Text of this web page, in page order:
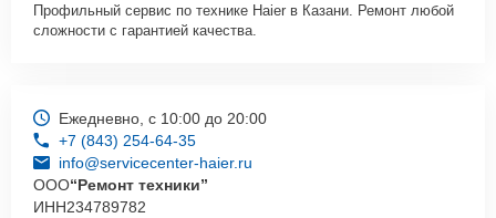
Профильный сервис по технике Haier в Казани. Ремонт любой
сложности с гарантией качества.
Ежедневно, с 10:00 до 20:00
+7 (843) 254-64-35
info@servicecenter-haier.ru
ООО“Ремонт техники”
ИНН234789782